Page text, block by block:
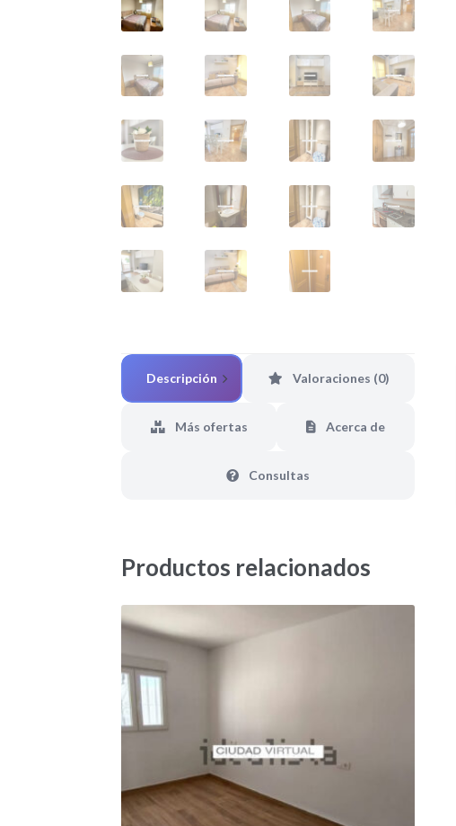
Descripción Valoraciones (0)
Más ofertas Acerca de
Consultas
Productos relacionados